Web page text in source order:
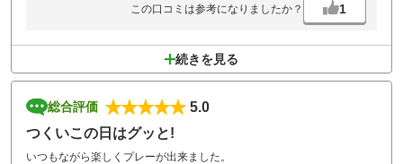
この口コミは参考になりましたか？ 1
続きを見る
総合評価
5.0
つくいこの日はグッと!
いつもながら楽しくプレーが出来ました。